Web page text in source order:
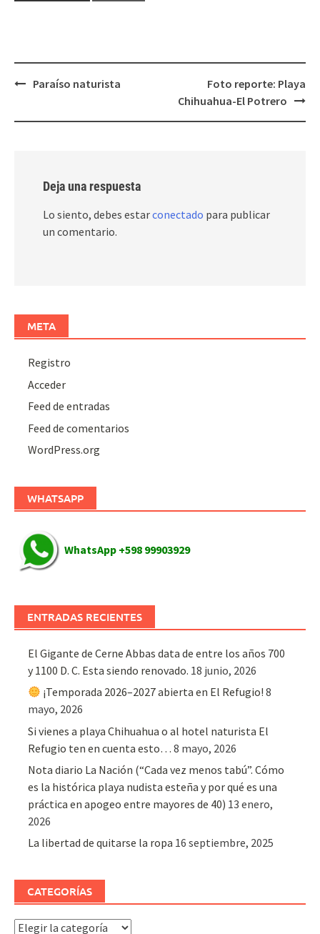
PostParaíso naturista
Foto reporte: Playa
Chihuahua-El Potrero
Deja una respuesta
Lo siento, debes estarconectado para publicar
un comentario.
META
Registro
Acceder
Feed de entradas
Feed de comentarios
WordPress.org
WHATSAPP
WhatsApp +598 99903929
ENTRADAS RECIENTES
El Gigante de Cerne Abbas data de entre los años 700
y 1100 D. C. Esta siendo renovado. 18 junio, 2026
¡Temporada 2026–2027 abierta en El Refugio! 8
mayo, 2026
Si vienes a playa Chihuahua o al hotel naturista El
Refugio ten en cuenta esto… 8 mayo, 2026
Nota diario La Nación (“Cada vez menos tabú”. Cómo
es la histórica playa nudista esteña y por qué es una
práctica en apogeo entre mayores de 40) 13 enero,
2026
La libertad de quitarse la ropa 16 septiembre, 2025
CATEGORÍAS
Categorías